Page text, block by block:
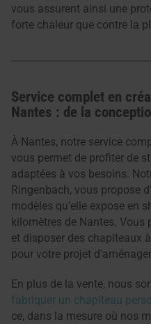
vous assurent ainsi une
forte chaleur que contre la
Service complet en
Nantes : de la
À Nantes, notre service
vous permet de profiter de
adaptées à vos besoins.
Ringenbach, vous propose
modèles qu’elle expose en
kilomètres de Nantes.
et disposer des chapiteaux
pour votre projet
En plus de la vente, nous
fabriquer un chapiteau
ce, dans la mesure où nos